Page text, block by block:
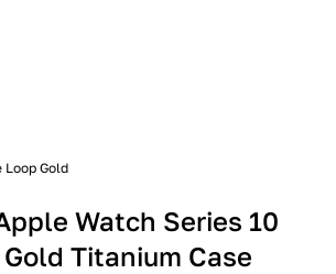
Loop Gold
Watch Series 10
Titanium Case